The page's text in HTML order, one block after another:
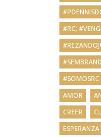
#RC;
#SOMOSRC
AMOR
CREER
ESPERANZA